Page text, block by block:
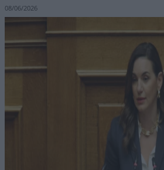
08/06/2026